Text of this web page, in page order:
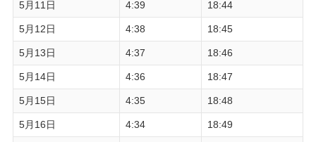
5月11日 4:39 18:44
5月12日 4:38 18:45
5月13日 4:37 18:46
5月14日 4:36 18:47
5月15日 4:35 18:48
5月16日 4:34 18:49